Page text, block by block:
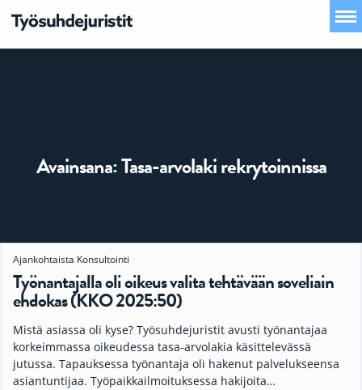
Avainsana:Tasa-arvolaki rekrytoinnissa
Ajankohtaista Konsultointi
Työnantajalla oli oikeus valita tehtävään soveliain
ehdokas (KKO 2025:50)
Mistä asiassa oli kyse? Työsuhdejuristit avusti työnantajaa
korkeimmassa oikeudessa tasa-arvolakia käsittelevässä
jutussa. Tapauksessa työnantaja oli hakenut palvelukseensa
asiantuntijaa. Työpaikkailmoituksessa hakijoita…